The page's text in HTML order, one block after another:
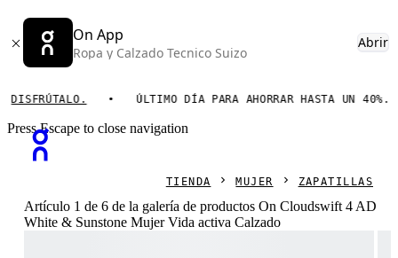
On App
Ropa y Calzado Tecnico Suizo
Abrir
ÚLTIMO DÍA PARA AHORRAR HASTA UN 40%.
Press Escape to close navigation
TIENDA MUJER ZAPATILLAS
Artículo 1 de 6 de la galería de productos On Cloudswift 4 AD
White & Sunstone Mujer Vida activa Calzado